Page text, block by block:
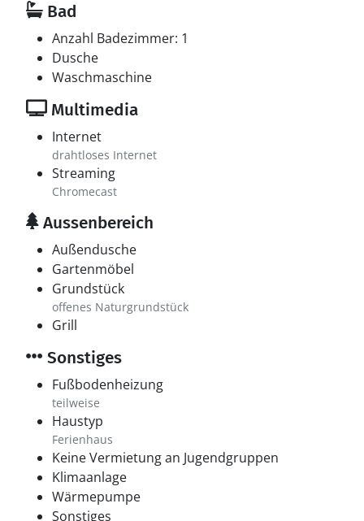
Bad
Anzahl Badezimmer: 1
Dusche
Waschmaschine
Multimedia
Internet
drahtloses Internet
Streaming
Chromecast
Aussenbereich
Außendusche
Gartenmöbel
Grundstück
offenes Naturgrundstück
Grill
Sonstiges
Fußbodenheizung
teilweise
Haustyp
Ferienhaus
Keine Vermietung an Jugendgruppen
Klimaanlage
Wärmepumpe
Sonstiges